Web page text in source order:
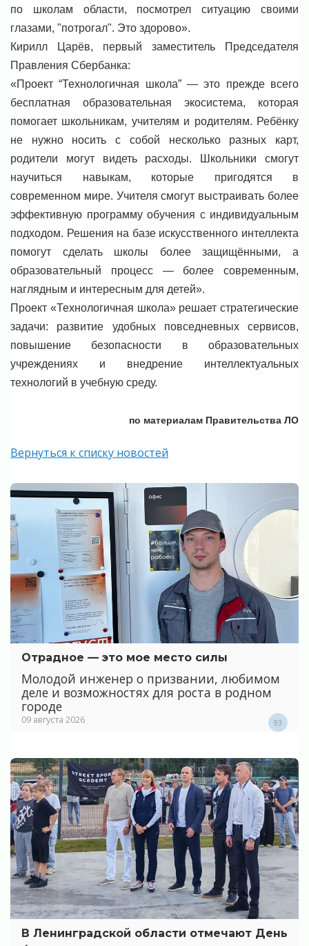
по школам области, посмотрел ситуацию своими
глазами, "потрогал". Это здорово».
Кирилл Царёв, первый заместитель Председателя
Правления Сбербанка:
«Проект “Технологичная школа” — это прежде всего
бесплатная образовательная экосистема, которая
помогает школьникам, учителям и родителям. Ребёнку
не нужно носить с собой несколько разных карт,
родители могут видеть расходы. Школьники смогут
научиться навыкам, которые пригодятся в
современном мире. Учителя смогут выстраивать более
эффективную программу обучения с индивидуальным
подходом. Решения на базе искусственного интеллекта
помогут сделать школы более защищёнными, а
образовательный процесс — более современным,
наглядным и интересным для детей».
Проект «Технологичная школа» решает стратегические
задачи: развитие удобных повседневных сервисов,
повышение безопасности в образовательных
учреждениях и внедрение интеллектуальных
технологий в учебную среду.
по материалам Правительства ЛО
Вернуться к списку новостей
Отрадное — это мое место силы
Молодой инженер о призвании, любимом
деле и возможностях для роста в родном
городе
09 августа 2026 93
В Ленинградской области отмечают День